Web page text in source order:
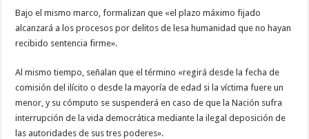
Bajo el mismo marco, formalizan que «el plazo máximo fijado
alcanzará a los procesos por delitos de lesa humanidad que no hayan
recibido sentencia firme».
Al mismo tiempo, señalan que el término «regirá desde la fecha de
comisión del ilícito o desde la mayoría de edad si la víctima fuere un
menor, y su cómputo se suspenderá en caso de que la Nación sufra
interrupción de la vida democrática mediante la ilegal deposición de
las autoridades de sus tres poderes».